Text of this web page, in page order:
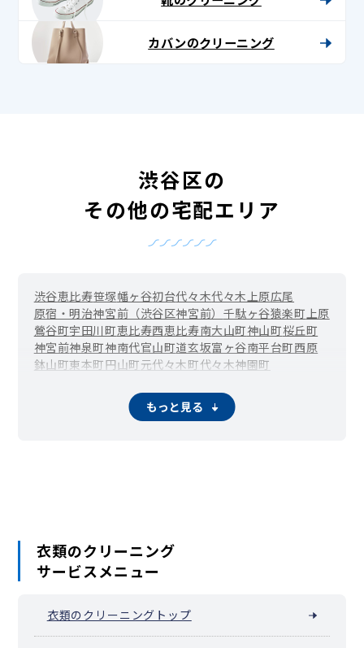
カバンのクリーニング
渋谷区の
その他の宅配エリア
渋谷恵比寿笹塚幡ヶ谷初台代々木代々木上原広尾
原宿・明治神宮前（渋谷区神宮前） 千駄ヶ谷猿楽町 上原
鶯谷町宇田川町恵比寿西恵比寿南大山町神山町桜丘町
神宮前神泉町神南代官山町道玄坂富ヶ谷南平台町西原
鉢山町東本町円山町元代々木町代々木神園町
もっと見る
衣類のクリーニング
サービスメニュー
衣類のクリーニングトップ